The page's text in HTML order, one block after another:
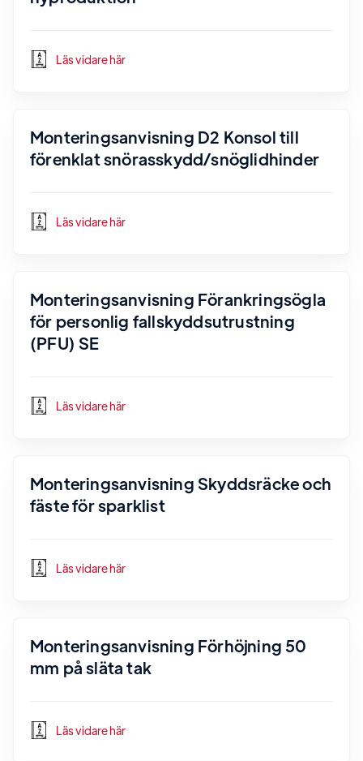
Läs vidare här
Monteringsanvisning D2 Konsol till
förenklat snörasskydd/snöglidhinder
Läs vidare här
Monteringsanvisning Förankringsögla
för personlig fallskyddsutrustning
(PFU) SE
Läs vidare här
Monteringsanvisning Skyddsräcke och
fäste för sparklist
Läs vidare här
Monteringsanvisning Förhöjning 50
mm på släta tak
Läs vidare här